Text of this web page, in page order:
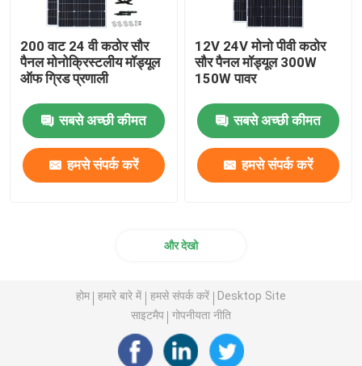
200 वाट 24 वी कठोर सौर
पैनल मोनोक्रिस्टलीय मॉड्यूल
ऑफ ग्रिड प्रणाली
सबसे अच्छी कीमत
हमसे संपर्क करें
12V 24V मोनो पीवी कठोर
सौर पैनल मॉड्यूल 300W
150W पावर
सबसे अच्छी कीमत
हमसे संपर्क करें
और देखो
होम हमारे बारे में हमसे संपर्क करें
Desktop Site
साइटमैप
गोपनीयता नीति